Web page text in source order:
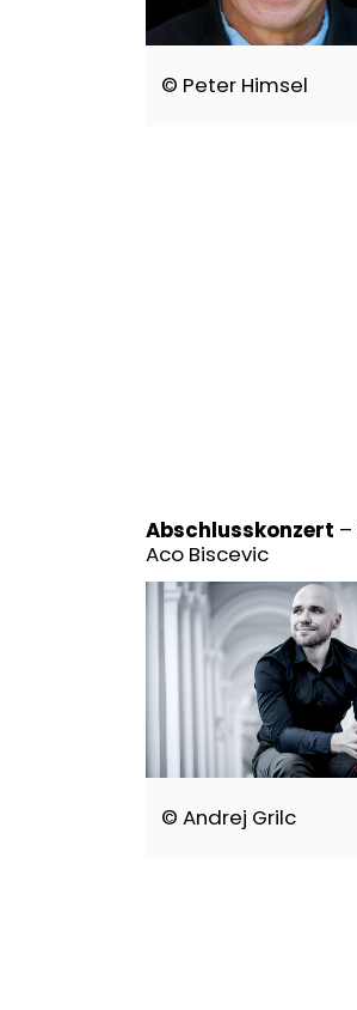
© Peter Himsel
Abschlusskonzert –
Aco Biscevic
© Andrej Grilc